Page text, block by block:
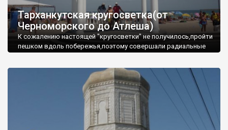
Тарханкутская кругосветка(от
Черноморского до Атлеша)
К сожалению настоящей "кругосветки" не получилось,пройти
пешком вдоль побережья,поэтому совершали радиальные